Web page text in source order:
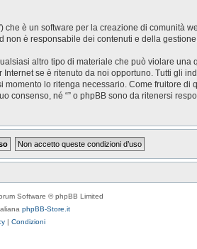
che è un software per la creazione di comunità
non è responsabile dei contenuti e della
altro tipo di materiale che può violare una
se è ritenuto da noi opportuno. Tutti gli
lo ritenga necessario. Come fruitore
né “” o phpBB sono da ritenersi
Software © phpBB Limited
phpBB-Store.it
| Condizioni